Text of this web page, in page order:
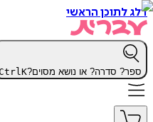
הראשי
סדרה? או נושא מסוים? CtrlK